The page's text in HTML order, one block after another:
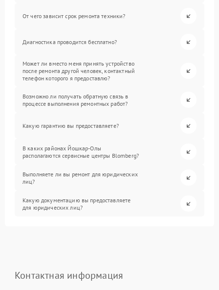
От чего зависит срок ремонта техники?
Диагностика проводится бесплатно?
Может ли вместо меня принять устройство
после ремонта другой человек, контактный
телефон которого я предоставлю?
Возможно ли получать обратную связь в
процессе выполнения ремонтных работ?
Какую гарантию вы предоставляете?
В каких районах Йошкар-Олы
располагаются сервисные центры Blomberg?
Выполняете ли вы ремонт для юридических
лиц?
Какую документацию вы предоставляете
для юридических лиц?
Контактная информация